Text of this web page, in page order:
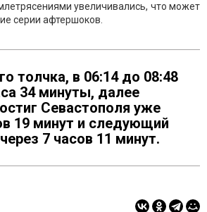
увеличивались, что может
серии афтершоков.
толчка, в 06:14 до 08:48
34 минуты, далее
Севастополя уже
19 минут и следующий
7 часов 11 минут.